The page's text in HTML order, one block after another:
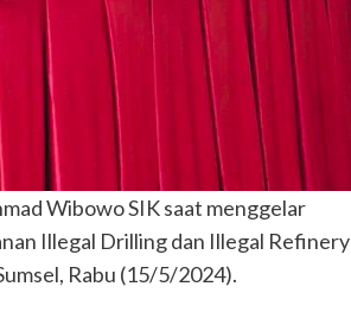
Wibowo SIK saat menggelar
Illegal Drilling dan Illegal Refinery
Rabu (15/5/2024).